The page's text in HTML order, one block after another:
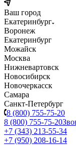
Ваш город
Екатеринбург
Воронеж
Екатеринбург
Можайск
Москва
Нижневартовск
Новосибирск
Новочеркасск
Самара
Санкт-Петербург
8 (800) 755-75-20
8 (800) 755-75-20
+7 (343) 213-55-34
+7 (950) 208-16-14